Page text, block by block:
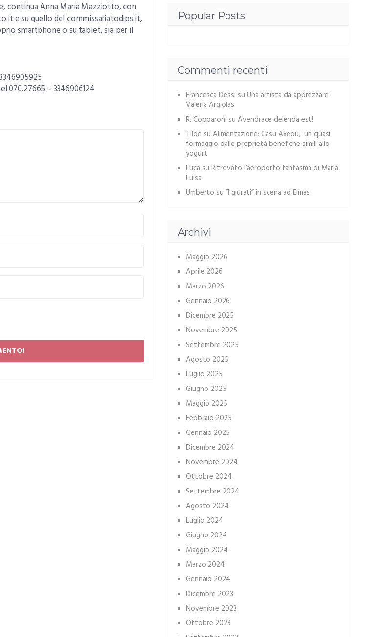
continua Anna Maria Mazziotto, con
e su quello del commissariatodips.it,
smartphone o su tablet, sia per il
– 3346906124
Popular Posts
Commenti recenti
Francesca Dessi su Una artista da apprezzare:
Valeria Argiolas
R. Copparoni su Avendrace delenda est!
Tilde su Alimentazione: Casu Axedu, un quasi
formaggio dalle proprietà benefiche simili allo
yogurt
Luca su Ritrovato l’aeroporto fantasma di Maria
Luisa
Umberto su “I giurati” in scena ad Elmas
Archivi
Maggio 2026
Aprile 2026
Marzo 2026
Gennaio 2026
Dicembre 2025
Novembre 2025
Settembre 2025
Agosto 2025
Luglio 2025
Giugno 2025
Maggio 2025
Febbraio 2025
Gennaio 2025
Dicembre 2024
Novembre 2024
Ottobre 2024
Settembre 2024
Agosto 2024
Luglio 2024
Giugno 2024
Maggio 2024
Marzo 2024
Gennaio 2024
Dicembre 2023
Novembre 2023
Ottobre 2023